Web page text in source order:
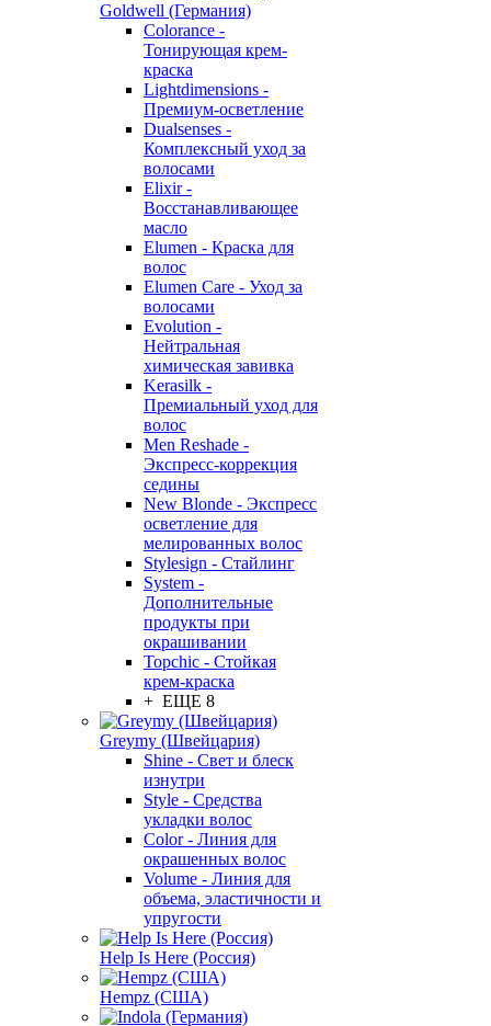
Goldwell (Германия)
Colorance -
Тонирующая крем-
краска
Lightdimensions -
Премиум-осветление
Dualsenses -
Комплексный уход за
волосами
Elixir -
Восстанавливающее
масло
Elumen - Краска для
волос
Elumen Care - Уход за
волосами
Evolution -
Нейтральная
химическая завивка
Kerasilk -
Премиальный уход для
волос
Men Reshade -
Экспресс-коррекция
седины
New Blonde - Экспресс
осветление для
мелированных волос
Stylesign - Стайлинг
System -
Дополнительные
продукты при
окрашивании
Topchic - Стойкая
крем-краска
+ ЕЩЕ 8
Greymy (Швейцария)
Shine - Свет и блеск
изнутри
Style - Средства
укладки волос
Color - Линия для
окрашенных волос
Volume - Линия для
объема, эластичности и
упругости
Help Is Here (Россия)
Hempz (США)